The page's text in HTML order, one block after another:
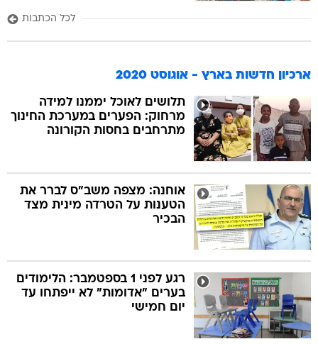
לכל הכתבות
ארכיון חדשות בארץ - אוגוסט 2020
תלושים לאוכל יממנו למידה
מרחוק: הפערים במערכת החינוך
מתרחבים בחסות הקורונה
אוחנה: מצפה משב"ס לברר את
הטענות על הטרדה מינית מצד
הבכיר
רגע לפני 1 בספטמבר: הלימודים
בערים "אדומות" לא ייפתחו עד
יום חמישי